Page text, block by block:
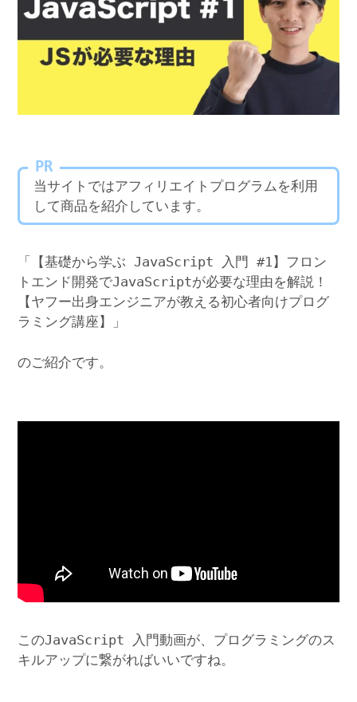
PR
当サイトではアフィリエイトプログラムを利用
して商品を紹介しています。
「【基礎から学ぶ JavaScript 入門 #1】フロン
トエンド開発でJavaScriptが必要な理由を解説！
【ヤフー出身エンジニアが教える初心者向けプログ
ラミング講座】」
のご紹介です。
このJavaScript 入門動画が、プログラミングのス
キルアップに繋がればいいですね。